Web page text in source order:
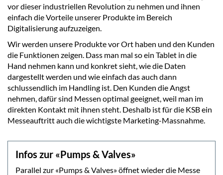
vor dieser industriellen Revolution zu nehmen und ihnen
einfach die Vorteile unserer Produkte im Bereich
Digitalisierung aufzuzeigen.
Wir werden unsere Produkte vor Ort haben und den Kunden
die Funktionen zeigen. Dass man mal so ein Tablet in die
Hand nehmen kann und konkret sieht, wie die Daten
dargestellt werden und wie einfach das auch dann
schlussendlich im Handling ist. Den Kunden die Angst
nehmen, dafür sind Messen optimal geeignet, weil man im
direkten Kontakt mit ihnen steht. Deshalb ist für die KSB ein
Messeauftritt auch die wichtigste Marketing-Massnahme.
Infos zur «Pumps & Valves»
Parallel zur «Pumps & Valves» öffnet wieder die Messe